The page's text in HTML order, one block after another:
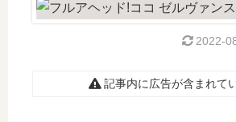
2022-
記事内に広告が含まれて